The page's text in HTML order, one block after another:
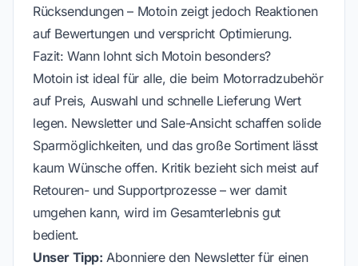
Rücksendungen – Motoin zeigt jedoch Reaktionen
auf Bewertungen und verspricht Optimierung.
Fazit: Wann lohnt sich Motoin besonders?
Motoin ist ideal für alle, die beim Motorradzubehör
auf Preis, Auswahl und schnelle Lieferung Wert
legen. Newsletter und Sale-Ansicht schaffen solide
Sparmöglichkeiten, und das große Sortiment lässt
kaum Wünsche offen. Kritik bezieht sich meist auf
Retouren- und Supportprozesse – wer damit
umgehen kann, wird im Gesamterlebnis gut
bedient.
Unser Tipp: Abonniere den Newsletter für einen